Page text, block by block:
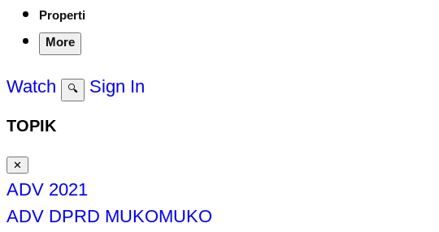
Properti
More
Watch 🔍 Sign In
TOPIK
✕
ADV 2021
ADV DPRD MUKOMUKO